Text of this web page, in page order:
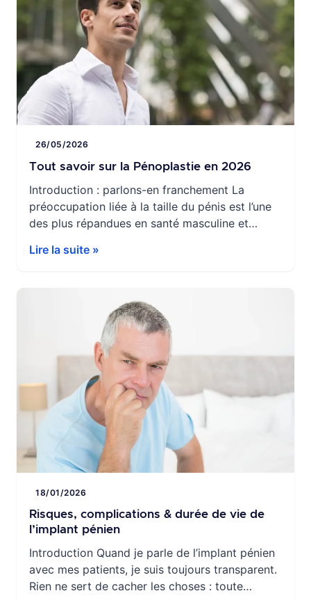
26/05/2026
Tout savoir sur la Pénoplastie en 2026
Introduction : parlons-en franchement La
préoccupation liée à la taille du pénis est l’une
des plus répandues en santé masculine et
consultation. Elle a un impact réel sur la
option médicale encadrée, avec des techniques
Lire la suite »
18/01/2026
Risques, complications & durée de vie de
l’implant pénien
Introduction Quand je parle de l’implant pénien
avec mes patients, je suis toujours transparent.
Rien ne sert de cacher les choses : toute